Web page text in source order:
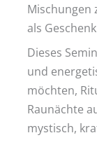
Mischungen
als
Dieses
und
möchten,
Raunächte
mystisch,